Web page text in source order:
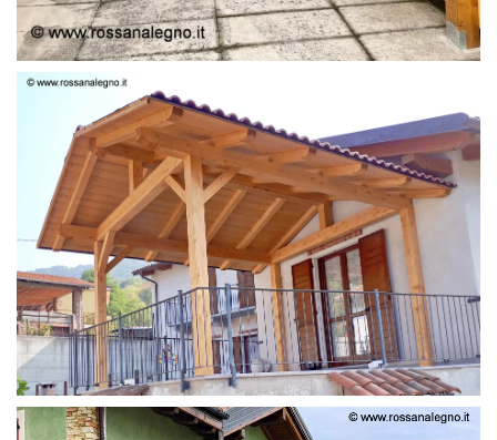
STRUTTURA LAMELLARE PRETAGLIATO